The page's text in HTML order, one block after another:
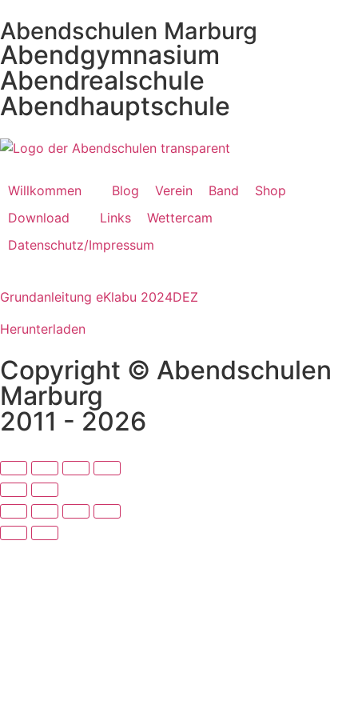
Abendschulen Marburg
Abendgymnasium
Abendrealschule
Abendhauptschule
Willkommen Blog Verein Band
Shop
Download
Links
Wettercam
Datenschutz/Impressum
Grundanleitung eKlabu 2024DEZ
Herunterladen
Copyright © Abendschulen
Marburg
2011 - 2026